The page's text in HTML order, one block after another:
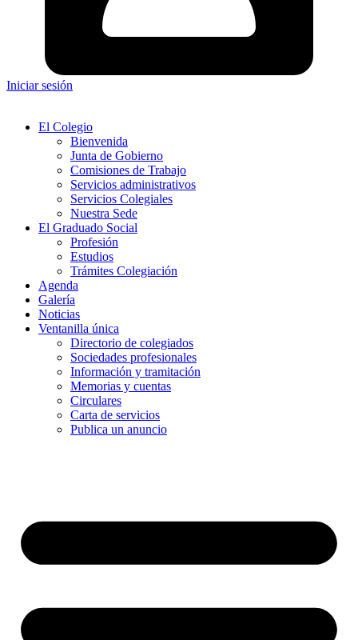
Iniciar sesión
El Colegio
Bienvenida
Junta de Gobierno
Comisiones de Trabajo
Servicios administrativos
Servicios Colegiales
Nuestra Sede
El Graduado Social
Profesión
Estudios
Trámites Colegiación
Agenda
Galería
Noticias
Ventanilla única
Directorio de colegiados
Sociedades profesionales
Información y tramitación
Memorias y cuentas
Circulares
Carta de servicios
Publica un anuncio